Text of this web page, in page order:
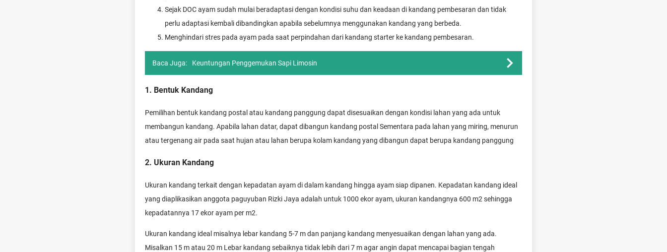
Sejak DOC ayam sudah mulai beradaptasi dengan kondisi suhu dan keadaan di kandang pembesaran dan tidak
perlu adaptasi kembali dibandingkan apabila sebelumnya menggunakan kandang yang berbeda.
Menghindari stres pada ayam pada saat perpindahan dari kandang starter ke kandang pembesaran.
Baca Juga: Keuntungan Penggemukan Sapi Limosin
1. Bentuk Kandang
Pemilihan bentuk kandang postal atau kandang panggung dapat disesuaikan dengan kondisi lahan yang ada untuk
membangun kandang. Apabila lahan datar, dapat dibangun kandang postal Sementara pada lahan yang miring, menurun
atau tergenang air pada saat hujan atau lahan berupa kolam kandang yang dibangun dapat berupa kandang panggung
2. Ukuran Kandang
Ukuran kandang terkait dengan kepadatan ayam di dalam kandang hingga ayam siap dipanen. Kepadatan kandang ideal
yang diaplikasikan anggota paguyuban Rizki Jaya adalah untuk 1000 ekor ayam, ukuran kandangnya 600 m2 sehingga
kepadatannya 17 ekor ayam per m2.
Ukuran kandang ideal misalnya lebar kandang 5-7 m dan panjang kandang menyesuaikan dengan lahan yang ada.
Misalkan 15 m atau 20 m Lebar kandang sebaiknya tidak lebih dari 7 m agar angin dapat mencapai bagian tengah